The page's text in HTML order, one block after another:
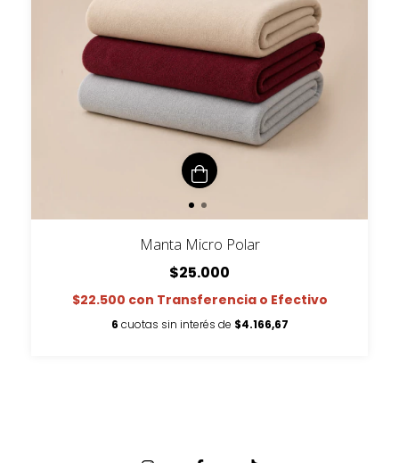
Manta Micro Polar
$25.000
$22.500 con Transferencia o Efectivo
6 cuotas sin interés de $4.166,67